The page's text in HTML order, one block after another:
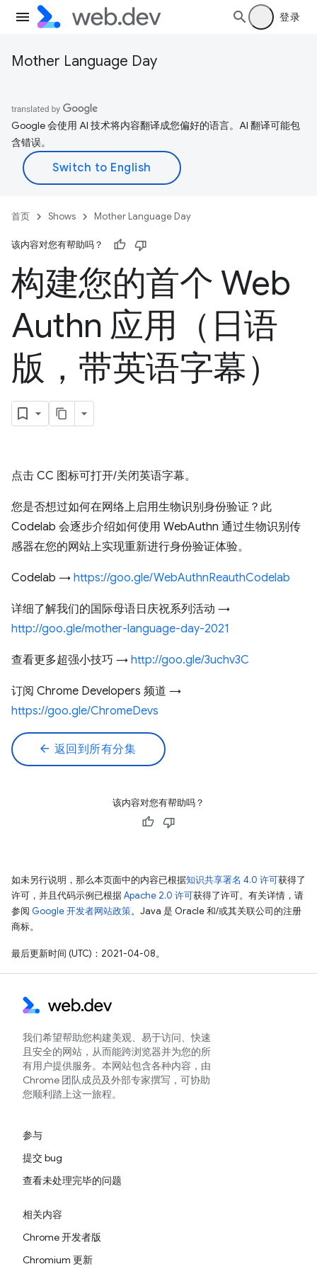
登录
Mother Language Day
Google 会使用 AI 技术将内容翻译成您偏好的语言。AI 翻译可能包
含错误。
首页 Shows Mother Language Day
该内容对您有帮助吗？
构建您的首个 Web
Authn 应用（日语
版，带英语字幕）
点击 CC 图标可打开/关闭英语字幕。
您是否想过如何在网络上启用生物识别身份验证？此
Codelab 会逐步介绍如何使用 WebAuthn 通过生物识别传
感器在您的网站上实现重新进行身份验证体验。
Codelab → https://goo.gle/WebAuthnReauthCodelab
详细了解我们的国际母语日庆祝系列活动 →
http://goo.gle/mother-language-day-2021
查看更多超强小技巧 → http://goo.gle/3uchv3C
订阅 Chrome Developers 频道 →
https://goo.gle/ChromeDevs
arrow_back 返回到所有分集
该内容对您有帮助吗？
如未另行说明，那么本页面中的内容已根据知识共享署名 4.0 许可获得了
许可，并且代码示例已根据Apache 2.0 许可获得了许可。有关详情，请
参阅 Google 开发者网站政策。Java 是 Oracle 和/或其关联公司的注册
商标。
最后更新时间 (UTC)：2021-04-08。
我们希望帮助您构建美观、易于访问、快速
且安全的网站，从而能跨浏览器并为您的所
有用户提供服务。本网站包含各种内容，由
Chrome 团队成员及外部专家撰写，可协助
您顺利踏上这一旅程。
参与
提交 bug
查看未处理完毕的问题
相关内容
Chrome 开发者版
Chromium 更新